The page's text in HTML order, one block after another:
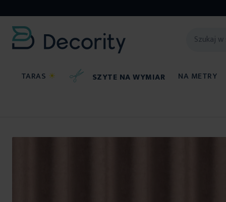
TARAS ☀ SZYTE NA WYMIAR NA METRY